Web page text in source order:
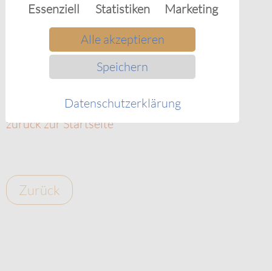
Essenziell Statistiken
Marketing
Alle akzeptieren
Speichern
Datenschutzerklärung
Alexander Singh
Übers Kontaktformular oder
info@wt-schulen.de
Mobil: 0176-96361572
Zurück zum Menüpunkt Coaching & Kurse
zurück zur Startseite
Zurück